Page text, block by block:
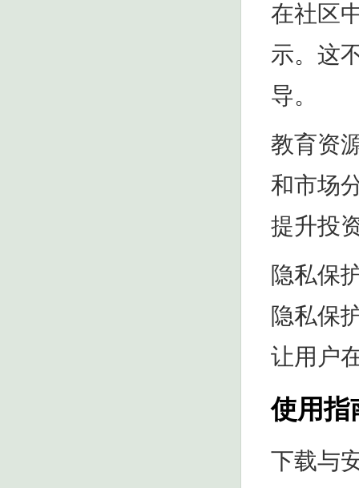
在社区
示。这
导。
教育资
和市场
提升投
隐私保
隐私保
让用户
使用指
下载与